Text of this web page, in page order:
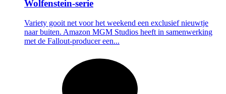
Wolfenstein-serie
Variety gooit net voor het weekend een exclusief nieuwtje
naar buiten. Amazon MGM Studios heeft in samenwerking
met de Fallout-producer een...